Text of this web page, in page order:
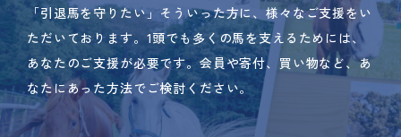
「引退馬を守りたい」そういった方に、様々なご支援をい
ただいております。 1頭でも多くの馬を支えるためには、
あなたのご支援が必要です。 会員や寄付、買い物など、あ
なたにあった方法でご検討ください。